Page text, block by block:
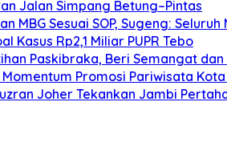
Jalan Simpang Betung–Pintas
MBG Sesuai SOP, Sugeng:
Kasus Rp2,1 Miliar PUPR Tebo
Paskibraka, Beri Semangat
Promosi Pariwisata
Joher Tekankan Jambi